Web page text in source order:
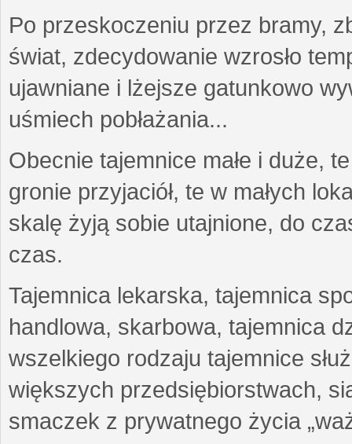
Po przeskoczeniu przez bramy,
świat, zdecydowanie wzrosło
ujawniane i lżejsze gatunkowo
uśmiech pobłażania...
Obecnie tajemnice małe i duże,
gronie przyjaciół, te w małych
skalę żyją sobie utajnione, do
czas.
Tajemnica lekarska, tajemnica
handlowa, skarbowa, tajemnica
wszelkiego rodzaju tajemnice
większych przedsiębiorstwach,
smaczek z prywatnego życia